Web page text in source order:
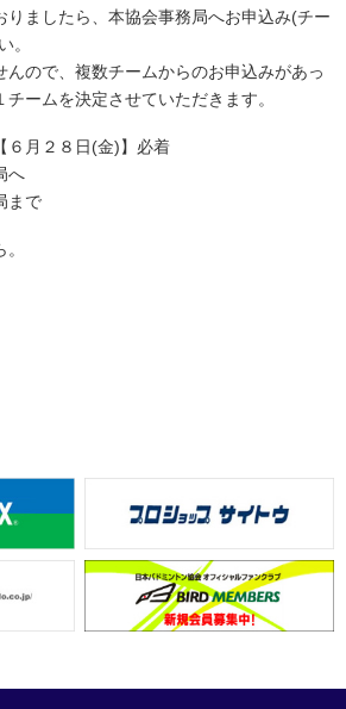
りましたら、本協会事務局へお申込み(チー
。
んので、複数チームからのお申込みがあっ
ームを決定させていただきます。
６月２８日(金)】必着
へ
まで